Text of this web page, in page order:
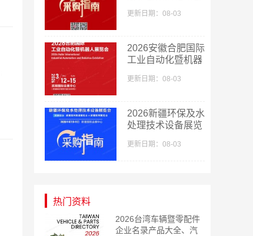
更新日期：08-03
2026安徽合肥国际
工业自动化暨机器
展商名录
更新日期：08-03
2026新疆环保及水
处理技术设备展览
参展商名录
更新日期：08-03
热门资料
2026台湾车辆暨零配件
企业名录产品大全、汽